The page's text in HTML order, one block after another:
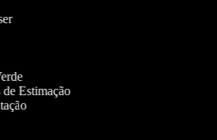
Estimação